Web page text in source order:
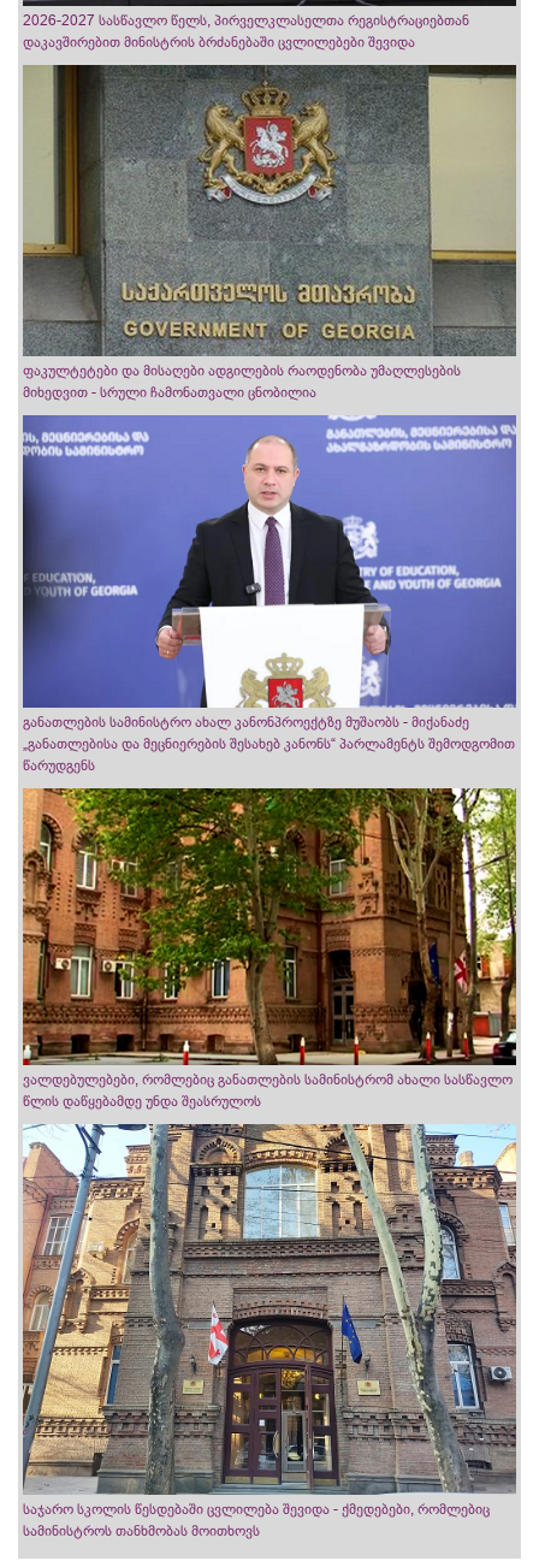
2026-2027 სასწავლო წელს, პირველკლასელთა რეგისტრაციებთან
დაკავშირებით მინისტრის ბრძანებაში ცვლილებები შევიდა
ფაკულტეტები და მისაღები ადგილების რაოდენობა უმაღლესების
მიხედვით - სრული ჩამონათვალი ცნობილია
განათლების სამინისტრო ახალ კანონპროექტზე მუშაობს - მიქანაძე
„განათლებისა და მეცნიერების შესახებ კანონს“ პარლამენტს შემოდგომით
წარუდგენს
ვალდებულებები, რომლებიც განათლების სამინისტრომ ახალი სასწავლო
წლის დაწყებამდე უნდა შეასრულოს
საჯარო სკოლის წესდებაში ცვლილება შევიდა - ქმედებები, რომლებიც
სამინისტროს თანხმობას მოითხოვს